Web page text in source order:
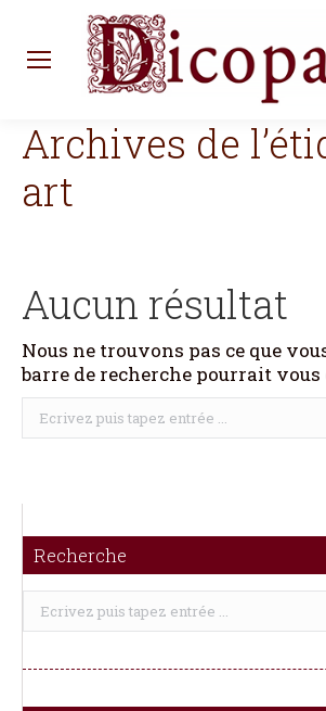
Archives de
art
Aucun résultat
Nous ne trouvons pas ce que
barre de recherche pourrait
Recherche
:
Recherche
Recherche